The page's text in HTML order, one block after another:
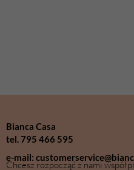
Bianca Casa
tel. 795 466 595
e-mail:
Chcesz rozpocząć z nami